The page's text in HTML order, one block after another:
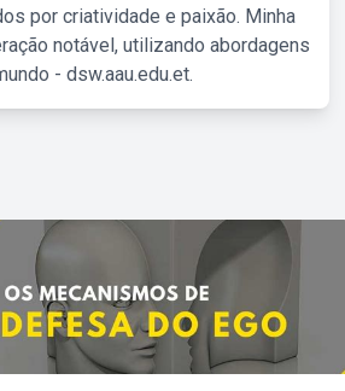
por criatividade e paixão. Minha
notável, utilizando abordagens
- dsw.aau.edu.et.